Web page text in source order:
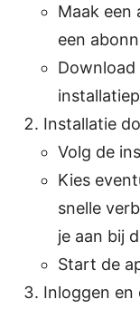
Maak een
een
Installatie
Volg de
Kies
snelle
je aan bij
Start de
Inloggen en